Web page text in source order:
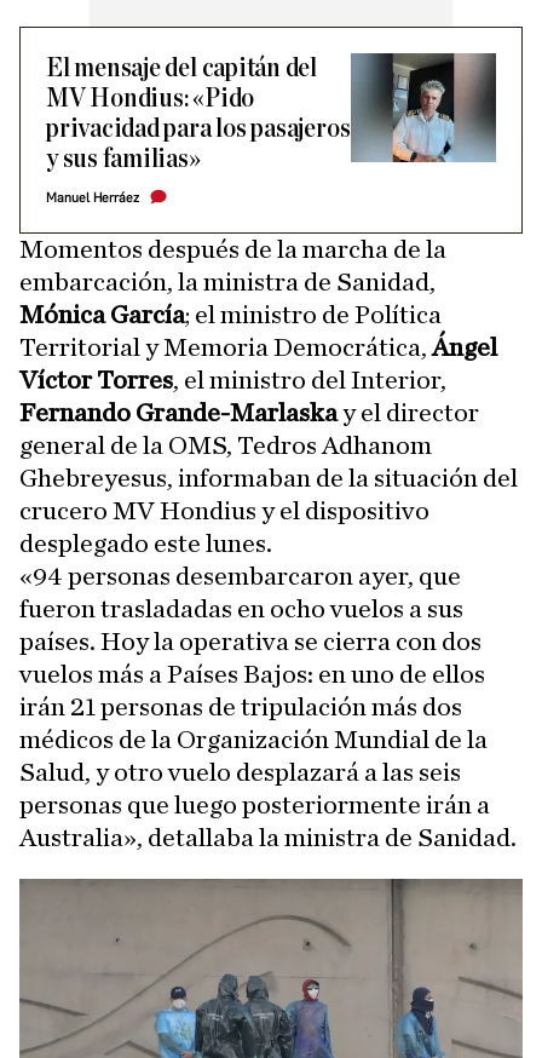
El mensaje del capitán del
MV Hondius: «Pido
privacidad para los pasajeros
y sus familias»
Manuel Herráez
Momentos después de la marcha de la
embarcación, la ministra de Sanidad,
Mónica García; el ministro de Política
Territorial y Memoria Democrática,Ángel
Víctor Torres, el ministro del Interior,
Fernando Grande-Marlaskay el director
general de la OMS, Tedros Adhanom
Ghebreyesus, informaban de la situación del
crucero MV Hondius y el dispositivo
desplegado este lunes.
«94 personas desembarcaron ayer, que
fueron trasladadas en ocho vuelos a sus
países. Hoy la operativa se cierra con dos
vuelos más a Países Bajos: en uno de ellos
irán 21 personas de tripulación más dos
médicos de la Organización Mundial de la
Salud, y otro vuelo desplazará a las seis
personas que luego posteriormente irán a
Australia», detallaba la ministra de Sanidad.